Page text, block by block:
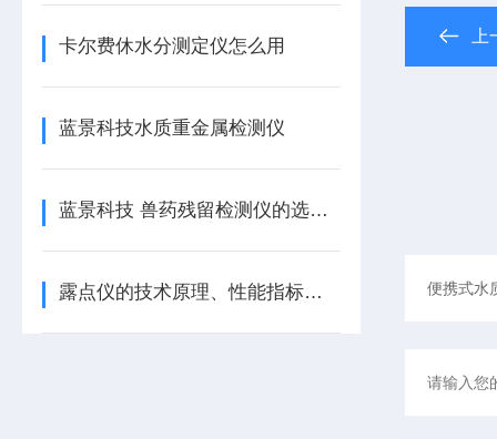
卡尔费休水分测定仪怎么用
蓝景科技水质重金属检测仪
蓝景科技 兽药残留检测仪的选购指南与资质要求
露点仪的技术原理、性能指标及行业应用/蓝景科技